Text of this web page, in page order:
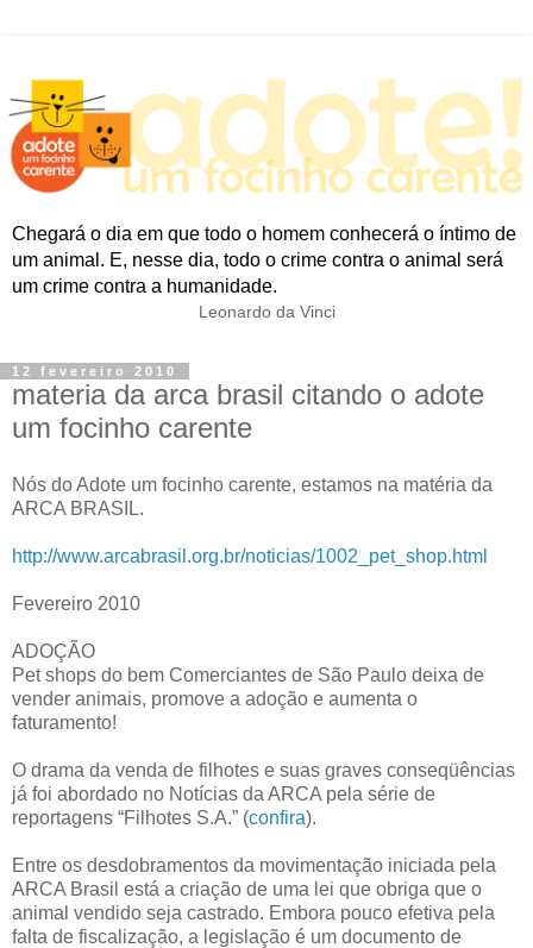
Chegará o dia em que todo o homem conhecerá o íntimo de
um animal. E, nesse dia, todo o crime contra o animal será
um crime contra a humanidade.
Leonardo da Vinci
12 fevereiro 2010
materia da arca brasil citando o adote
um focinho carente
Nós do Adote um focinho carente, estamos na matéria da
ARCA BRASIL.
http://www.arcabrasil.org.br/noticias/1002_pet_shop.html
Fevereiro 2010
ADOÇÃO
Pet shops do bem Comerciantes de São Paulo deixa de
vender animais, promove a adoção e aumenta o
faturamento!
O drama da venda de filhotes e suas graves conseqüências
já foi abordado no Notícias da ARCA pela série de
reportagens “Filhotes S.A.” (confira).
Entre os desdobramentos da movimentação iniciada pela
ARCA Brasil está a criação de uma lei que obriga que o
animal vendido seja castrado. Embora pouco efetiva pela
falta de fiscalização, a legislação é um documento de